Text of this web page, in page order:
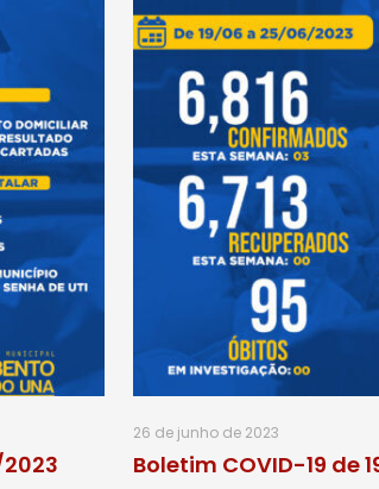
26 de junho de 2023
Boletim COVID-19 de